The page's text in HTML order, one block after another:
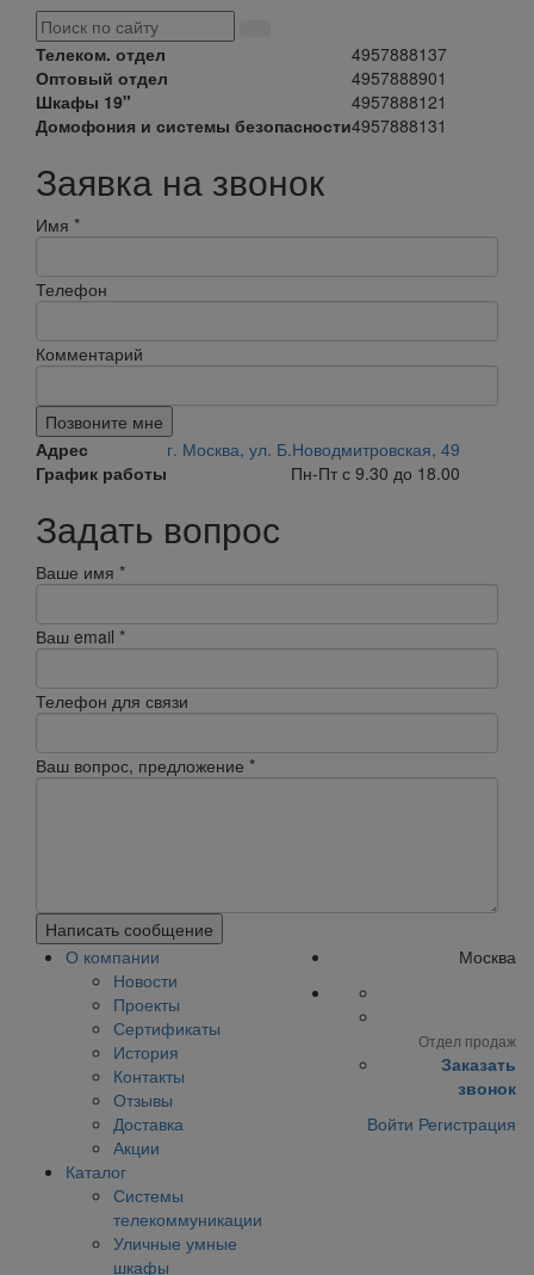
Телеком. отдел
4957888137
Оптовый отдел
4957888901
Шкафы 19"
4957888121
Домофония и системы безопасности4957888131
Заявка на звонок
Имя *
Телефон
Комментарий
Позвоните мне
Адрес
г. Москва, ул. Б.Новодмитровская, 49
График работы
Пн-Пт с 9.30 до 18.00
Задать вопрос
Ваше имя *
Ваш email *
Телефон для связи
Ваш вопрос, предложение *
Написать сообщение
О компании
Новости
Проекты
Сертификаты
История
Контакты
Отзывы
Доставка
Акции
Каталог
Системы
телекоммуникации
Уличные умные
шкафы
Москва
Отдел продаж
Заказать
звонок
Войти Регистрация